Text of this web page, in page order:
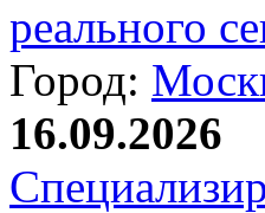
реального
Город:
16.09.2026